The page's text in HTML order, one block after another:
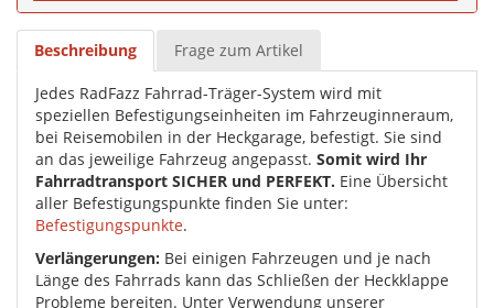
Beschreibung Frage zum Artikel
Jedes RadFazz Fahrrad-Träger-System wird mit
speziellen Befestigungseinheiten im Fahrzeuginneraum,
bei Reisemobilen in der Heckgarage, befestigt. Sie sind
an das jeweilige Fahrzeug angepasst. Somit wird Ihr
Fahrradtransport SICHER und PERFEKT. Eine Übersicht
aller Befestigungspunkte finden Sie unter:
Befestigungspunkte.
Verlängerungen: Bei einigen Fahrzeugen und je nach
Länge des Fahrrads kann das Schließen der Heckklappe
Probleme bereiten. Unter Verwendung unserer